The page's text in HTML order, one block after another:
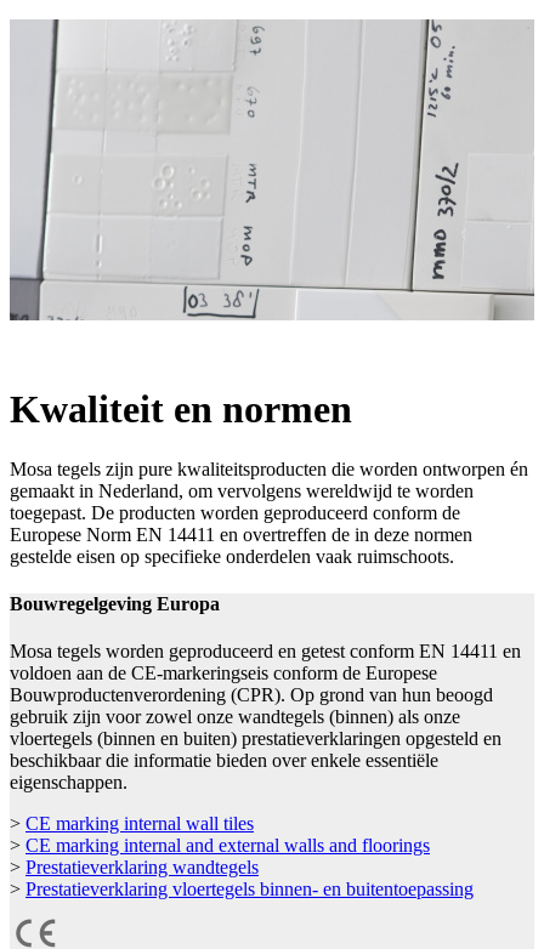
Kwaliteit en normen
Mosa tegels zijn pure kwaliteitsproducten die worden ontworpen én
gemaakt in Nederland, om vervolgens wereldwijd te worden
toegepast. De producten worden geproduceerd conform de
Europese Norm EN 14411 en overtreffen de in deze normen
gestelde eisen op specifieke onderdelen vaak ruimschoots.
Bouwregelgeving Europa
Mosa tegels worden geproduceerd en getest conform EN 14411 en
voldoen aan de CE-markeringseis conform de Europese
Bouwproductenverordening (CPR). Op grond van hun beoogd
gebruik zijn voor zowel onze wandtegels (binnen) als onze
vloertegels (binnen en buiten) prestatieverklaringen opgesteld en
beschikbaar die informatie bieden over enkele essentiële
eigenschappen.
> CE marking internal wall tiles
> CE marking internal and external walls and floorings
> Prestatieverklaring wandtegels
> Prestatieverklaring vloertegels binnen- en buitentoepassing